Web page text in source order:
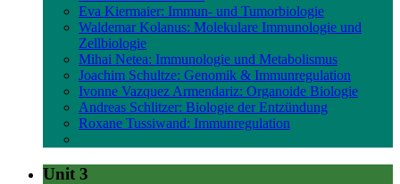
Eva Kiermaier: Immun- und Tumorbiologie
Waldemar Kolanus: Molekulare Immunologie und
Zellbiologie
Mihai Netea: Immunologie und Metabolismus
Joachim Schultze: Genomik & Immunregulation
Ivonne Vazquez Armendariz: Organoide Biologie
Andreas Schlitzer: Biologie der Entzündung
Roxane Tussiwand: Immunregulation
Unit 3